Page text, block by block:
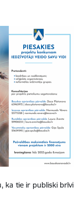
ka tie ir publiski brīvi